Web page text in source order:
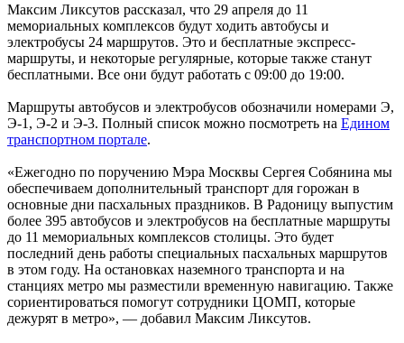
Максим Ликсутов рассказал, что 29 апреля до 11
мемориальных комплексов будут ходить автобусы и
электробусы 24 маршрутов. Это и бесплатные экспресс-
маршруты, и некоторые регулярные, которые также станут
бесплатными. Все они будут работать с 09:00 до 19:00.
Маршруты автобусов и электробусов обозначили номерами Э,
Э-1, Э-2 и Э-3. Полный список можно посмотреть на Едином
транспортном портале.
«Ежегодно по поручению Мэра Москвы Сергея Собянина мы
обеспечиваем дополнительный транспорт для горожан в
основные дни пасхальных праздников. В Радоницу выпустим
более 395 автобусов и электробусов на бесплатные маршруты
до 11 мемориальных комплексов столицы. Это будет
последний день работы специальных пасхальных маршрутов
в этом году. На остановках наземного транспорта и на
станциях метро мы разместили временную навигацию. Также
сориентироваться помогут сотрудники ЦОМП, которые
дежурят в метро», — добавил Максим Ликсутов.